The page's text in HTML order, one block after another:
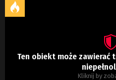
Ten obiekt może zawierać
Kliknij by